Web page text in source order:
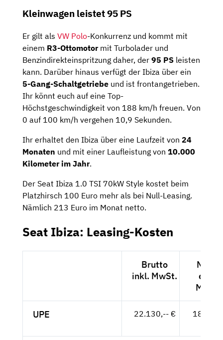
Kleinwagen leistet 95 PS
Er gilt als VW Polo-Konkurrenz und kommt mit
einem R3-Ottomotormit Turbolader und
Benzindirekteinspritzung daher, der 95 PS leisten
kann. Darüber hinaus verfügt der Ibiza über ein
5-Gang-Schaltgetriebe und ist frontangetrieben.
Ihr könnt euch auf eine Top-
Höchstgeschwindigkeit von 188 km/h freuen. Von
0 auf 100 km/h vergehen 10,9 Sekunden.
Ihr erhaltet den Ibiza über eine Laufzeit von 24
Monaten und mit einer Laufleistung von 10.000
Kilometer im Jahr.
Der Seat Ibiza 1.0 TSI 70kW Style kostet beim
Platzhirsch 100 Euro mehr als bei Null-Leasing.
Nämlich 213 Euro im Monat netto.
Seat Ibiza: Leasing-Kosten
Brutto
inkl. MwSt.
Netto
exkl.
MwSt.
UPE 22.130,-- €